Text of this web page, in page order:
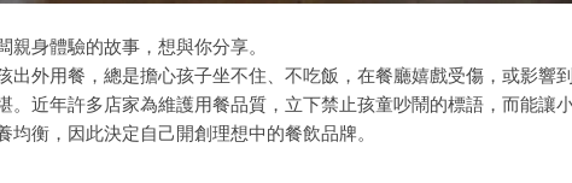
身體驗的故事，想與你分享。
出外用餐，總是擔心孩子坐不住、不吃飯，在餐廳嬉戲受傷，或影響
。近年許多店家為維護用餐品質，立下禁止孩童吵鬧的標語，而能讓
衡，因此決定自己開創理想中的餐飲品牌。